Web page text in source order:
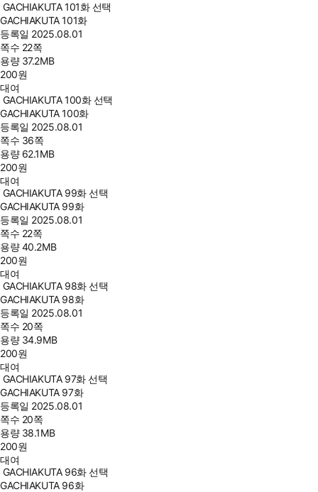
GACHIAKUTA 101화 선택
GACHIAKUTA 101화
등록일 2025.08.01
쪽수 22쪽
용량 37.2MB
200원
대여
GACHIAKUTA 100화 선택
GACHIAKUTA 100화
등록일 2025.08.01
쪽수 36쪽
용량 62.1MB
200원
대여
GACHIAKUTA 99화 선택
GACHIAKUTA 99화
등록일 2025.08.01
쪽수 22쪽
용량40.2MB
200원
대여
GACHIAKUTA 98화 선택
GACHIAKUTA 98화
등록일 2025.08.01
쪽수 20쪽
용량 34.9MB
200원
대여
GACHIAKUTA 97화 선택
GACHIAKUTA 97화
등록일 2025.08.01
쪽수 20쪽
용량 38.1MB
200원
대여
GACHIAKUTA 96화 선택
GACHIAKUTA 96화